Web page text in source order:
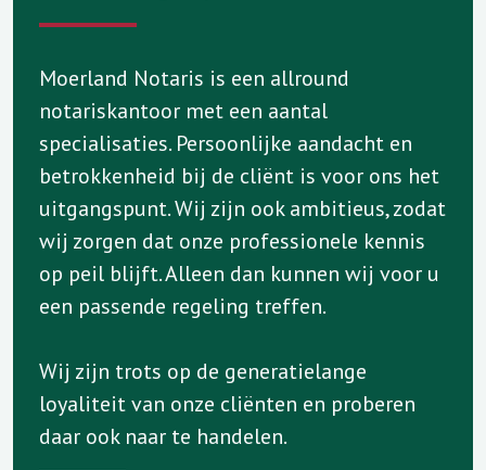
Moerland Notaris is een allround
notariskantoor met een aantal
specialisaties. Persoonlijke aandacht en
betrokkenheid bij de cliënt is voor ons het
uitgangspunt. Wij zijn ook ambitieus, zodat
wij zorgen dat onze professionele kennis
op peil blijft. Alleen dan kunnen wij voor u
een passende regeling treffen.
Wij zijn trots op de generatielange
loyaliteit van onze cliënten en proberen
daar ook naar te handelen.